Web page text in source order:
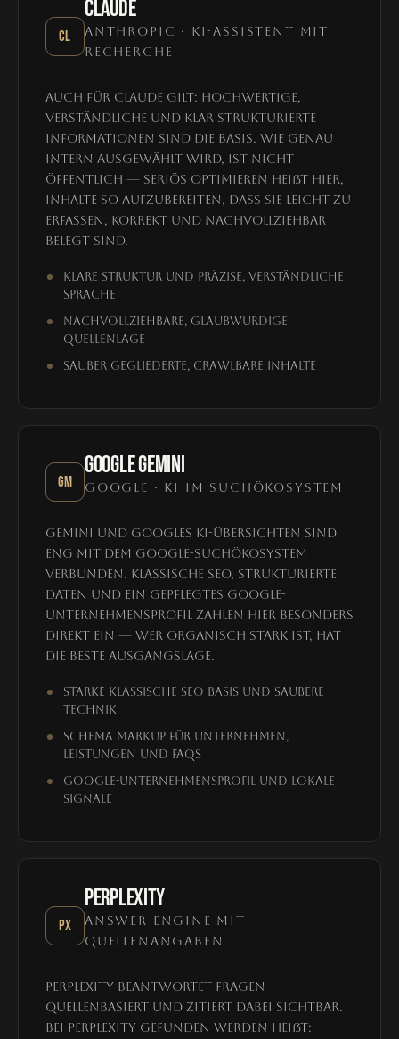
CL
CLAUDE
ANTHROPIC · KI-ASSISTENT MIT
RECHERCHE
Auch für Claude gilt: Hochwertige,
verständliche und klar strukturierte
Informationen sind die Basis. Wie genau
intern ausgewählt wird, ist nicht
öffentlich — seriös optimieren heißt hier,
Inhalte so aufzubereiten, dass sie leicht zu
erfassen, korrekt und nachvollziehbar
belegt sind.
Klare Struktur und präzise, verständliche
Sprache
Nachvollziehbare, glaubwürdige
Quellenlage
Sauber gegliederte, crawlbare Inhalte
GM
GOOGLE GEMINI
GOOGLE · KI IM SUCHÖKOSYSTEM
Gemini und Googles KI-Übersichten sind
eng mit dem Google-Suchökosystem
verbunden. Klassische SEO, strukturierte
Daten und ein gepflegtes Google-
Unternehmensprofil zahlen hier besonders
direkt ein — wer organisch stark ist, hat
die beste Ausgangslage.
Starke klassische SEO-Basis und saubere
Technik
Schema Markup für Unternehmen,
Leistungen und FAQs
Google-Unternehmensprofil und lokale
Signale
PX
PERPLEXITY
ANSWER ENGINE MIT
QUELLENANGABEN
Perplexity beantwortet Fragen
quellenbasiert und zitiert dabei sichtbar.
Bei Perplexity gefunden werden heißt: